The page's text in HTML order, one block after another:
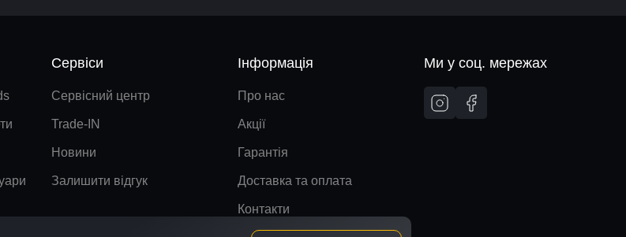
Сервіси
Сервісний центр
Trade-IN
Новини
Залишити відгук
Інформація
Про нас
Акції
Гарантія
Доставка та оплата
Контакти
Ми у соц. мережах